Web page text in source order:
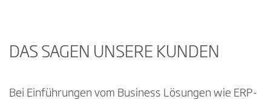
DAS SAGEN UNSERE KUNDEN
Bei Einführungen vom Business Lösungen wie ERP-